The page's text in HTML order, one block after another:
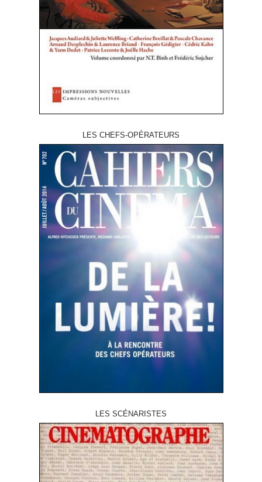
LES CHEFS-OPÉRATEURS
LES SCÉNARISTES